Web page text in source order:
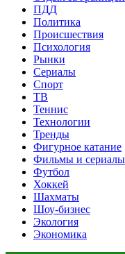
ПДД
Политика
Происшествия
Психология
Рынки
Сериалы
Спорт
ТВ
Теннис
Технологии
Тренды
Фигурное катание
Фильмы и сериалы
Футбол
Хоккей
Шахматы
Шоу-бизнес
Экология
Экономика